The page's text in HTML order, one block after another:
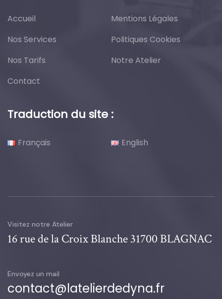
Accueil
Mentions Légales
Nos Services
Politiques Cookies
Nos Tarifs
Notre Atelier
Contact
Traduction du site :
Français English
Visitez notre Atelier
16 rue de la Croix Blanche 31700 BLAGNAC
Envoyez un mail
contact@latelierdedyna.fr